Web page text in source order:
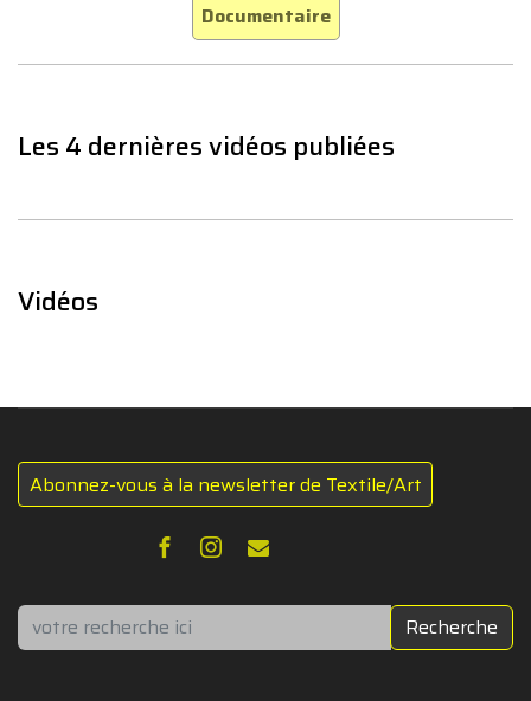
Documentaire
Les 4 dernières vidéos publiées
Vidéos
Abonnez-vous à la newsletter de Textile/Art
Rechercher Recherche